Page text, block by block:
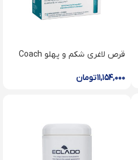
قرص لاغرى شكم و پهلو Coach
۱۱,۱۵۴,۰۰۰تومان